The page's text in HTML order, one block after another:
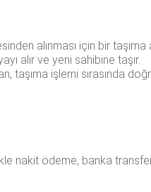
alınması için bir
alır ve yeni sahibine taşır.
taşıma işlemi sırasında
nakit ödeme, banka